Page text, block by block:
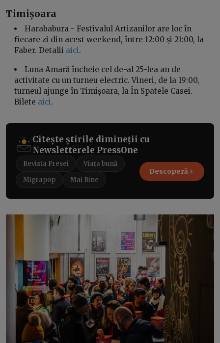
Timișoara
Harababura - Festivalul Artizanilor are loc în
fiecare zi din acest weekend, între 12:00 și 21:00, la
Faber. Detalii aici.
Luna Amară încheie cel de-al 25-lea an de
activitate cu un turneu electric. Vineri, de la 19:00,
turneul ajunge în Timișoara, la În Spatele Casei.
Bilete aici.
Citește știrile dimineții cu
Newsletterele PressOne
Revista Presei
Viața bună
Migrapop
Mai Bine
Descoperă